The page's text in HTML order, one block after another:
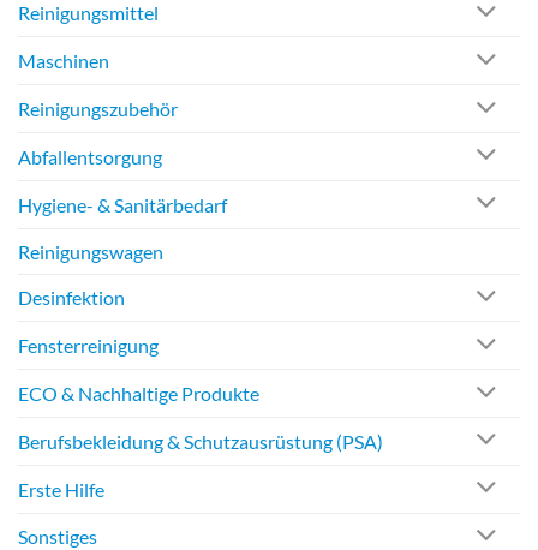
Reinigungsmittel
Maschinen
Reinigungszubehör
Abfallentsorgung
Hygiene- & Sanitärbedarf
Reinigungswagen
Desinfektion
Fensterreinigung
ECO & Nachhaltige Produkte
Berufsbekleidung & Schutzausrüstung (PSA)
Erste Hilfe
Sonstiges